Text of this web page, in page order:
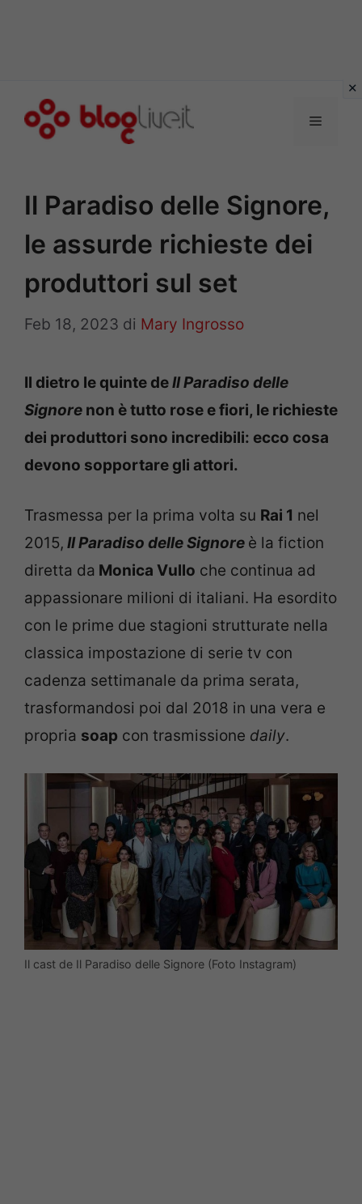
Menu
Il Paradiso delle Signore,
le assurde richieste dei
produttori sul set
Feb 18, 2023 di Mary Ingrosso
Il dietro le quinte deIl Paradiso delle
Signore non è tutto rose e fiori, le richieste
dei produttori sono incredibili: ecco cosa
devono sopportare gli attori.
Trasmessa per la prima volta su Rai 1 nel
2015, Il Paradiso delle Signore è la fiction
diretta da Monica Vullo che continua ad
appassionare milioni di italiani. Ha esordito
con le prime due stagioni strutturate nella
classica impostazione di serie tv con
cadenza settimanale da prima serata,
trasformandosi poi dal 2018 in una vera e
propria soap con trasmissione daily.
Il cast de Il Paradiso delle Signore (Foto Instagram)